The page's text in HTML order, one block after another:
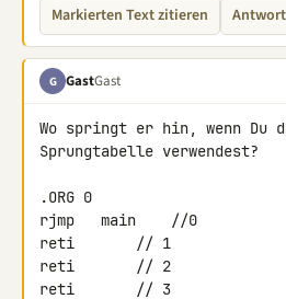
Markierten Text zitieren Antwort
G GastGast
Wo springt er hin, wenn Du
Sprungtabelle verwendest?
.ORG 0
rjmp   main    //0
reti       // 1
reti       // 2
reti       // 3